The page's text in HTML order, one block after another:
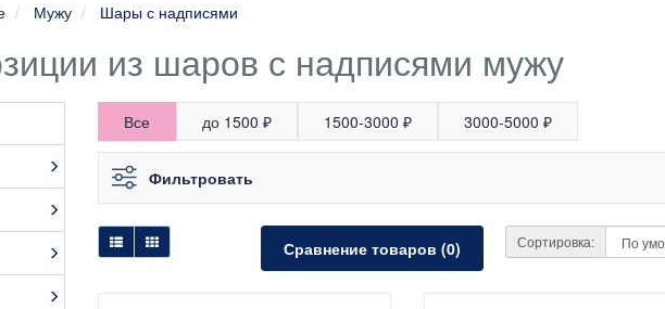
Мужу Шары с надписями
из шаров с надписями мужу
Все до 1500 ₽ 1500-3000 ₽ 3000-5000 ₽
Фильтровать
Сравнение товаров (0) Сортировка: